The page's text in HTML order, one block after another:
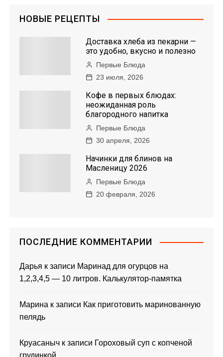
НОВЫЕ РЕЦЕПТЫ
Доставка хлеба из пекарни —
это удобно, вкусно и полезно
Первые Блюда
23 июля, 2026
Кофе в первых блюдах:
неожиданная роль
благородного напитка
Первые Блюда
30 апреля, 2026
Начинки для блинов на
Масленицу 2026
Первые Блюда
20 февраля, 2026
ПОСЛЕДНИЕ КОММЕНТАРИИ
Дарья к записи Маринад для огурцов на
1,2,3,4,5 — 10 литров. Калькулятор-памятка
Марина к записи Как приготовить маринованную
пелядь
Круасаныч к записи Гороховый суп с копченой
грудинкой